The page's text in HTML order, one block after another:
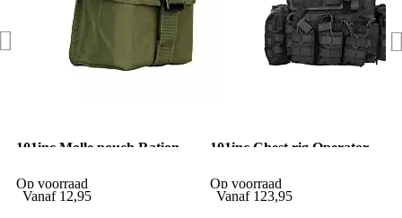
101inc Molle pouch Ration
Op voorraad
Vanaf 12,95
101inc Chest rig Operator
Op voorraad
Vanaf 123,95